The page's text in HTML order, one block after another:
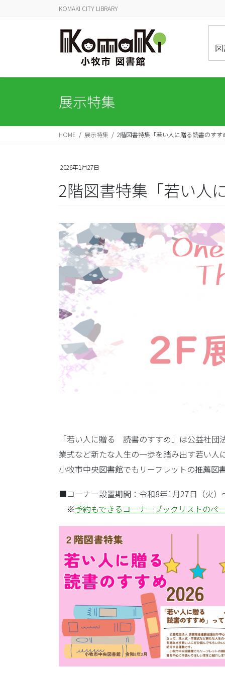
移
ン
KOMAKI CITY LIBRARY
展示特集
HOME 展示特集 2階図書特集「若い人に贈る読書のすす
2026年1月27日
2階図書特集「若い人
「若い人に贈る 読書のすすめ」は公益社
業式など新たな人生の一歩を踏み出す若い人
小牧市中央図書館でもリーフレットの推薦図
■コーナー設置期間：令和8年1月27日（火）
※予約もできるコーナーブックリストのペ